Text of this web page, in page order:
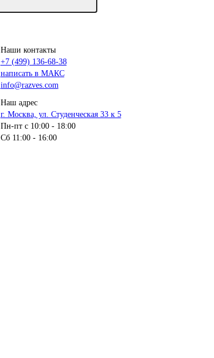
Наши контакты
+7 (499) 136-68-38
написать в МАКС
info@razves.com
Наш адрес
г. Москва, ул. Студенческая 33 к 5
Пн-пт с 10:00 - 18:00
Сб 11:00 - 16:00